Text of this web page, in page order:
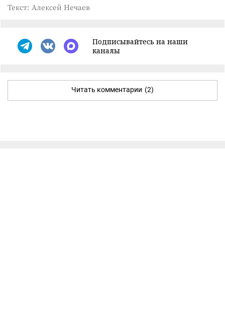
Текст: Алексей Нечаев
Подписывайтесь на наши
каналы
Читать комментарии (2)